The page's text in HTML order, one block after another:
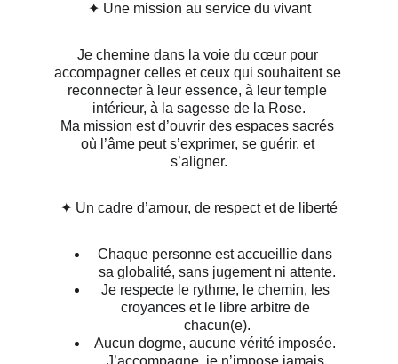
✦ Une mission au service du vivant
Je chemine dans la voie du cœur pour
accompagner celles et ceux qui souhaitent se
reconnecter à leur essence, à leur temple
intérieur, à la sagesse de la Rose.
Ma mission est d’ouvrir des espaces sacrés
où l’âme peut s’exprimer, se guérir, et
s’aligner.
✦ Un cadre d’amour, de respect et de liberté
Chaque personne est accueillie dans
sa globalité, sans jugement ni attente.
Je respecte le rythme, le chemin, les
croyances et le libre arbitre de
chacun(e).
Aucun dogme, aucune vérité imposée.
J’accompagne, je n’impose jamais.